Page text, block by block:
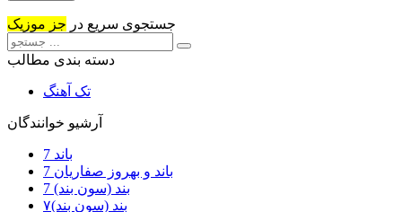
جستجوی سریع در جز موزیک
دسته بندی مطالب
تک آهنگ
آرشیو خوانندگان
7 باند
7 باند و بهروز صفاریان
7 بند (سون بند)
۷بند (سون بند)